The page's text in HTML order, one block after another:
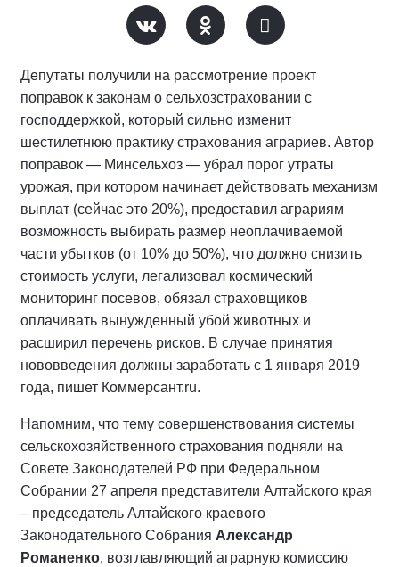
Депутаты получили на рассмотрение проект
поправок к законам о сельхозстраховании с
господдержкой, который сильно изменит
шестилетнюю практику страхования аграриев. Автор
поправок — Минсельхоз — убрал порог утраты
урожая, при котором начинает действовать механизм
выплат (сейчас это 20%), предоставил аграриям
возможность выбирать размер неоплачиваемой
части убытков (от 10% до 50%), что должно снизить
стоимость услуги, легализовал космический
мониторинг посевов, обязал страховщиков
оплачивать вынужденный убой животных и
расширил перечень рисков. В случае принятия
нововведения должны заработать с 1 января 2019
года, пишет Коммерсант.ru.
Напомним, что тему совершенствования системы
сельскохозяйственного страхования подняли на
Совете Законодателей РФ при Федеральном
Собрании 27 апреля представители Алтайского края
– председатель Алтайского краевого
Законодательного Собрания Александр
Романенко, возглавляющий аграрную комиссию